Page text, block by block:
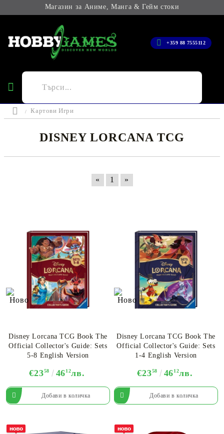
Магазин за Аниме, Манга & Гейм стоки
+359 88 7555112
Картови Игри
DISNEY LORCANA TCG
« 1 »
Disney Lorcana TCG Book The
Official Collector's Guide: Sets
5-8 English Version
€2358 4612лв.
Disney Lorcana TCG Book The
Official Collector's Guide: Sets
1-4 English Version
€2358 4612лв.